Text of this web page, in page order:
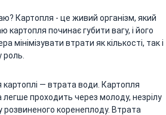
Картопля - це живий організм, який
починає губити вагу, і його
мінімізувати втрати як кількості, так і
роль.
— втрата води. Картопля
проходить через молоду, незрілу
розвиненого коренеплоду. Втрата